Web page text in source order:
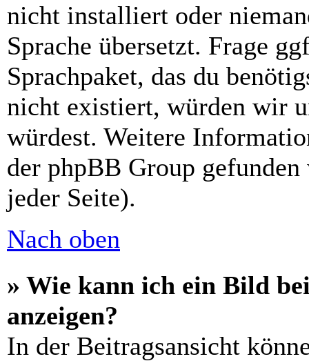
nicht installiert oder
Sprache übersetzt. Frage
Sprachpaket, das du
nicht existiert, würden wir
würdest. Weitere
der phpBB Group
jeder Seite).
Nach oben
» Wie kann ich ein Bild
anzeigen?
In der Beitragsansicht